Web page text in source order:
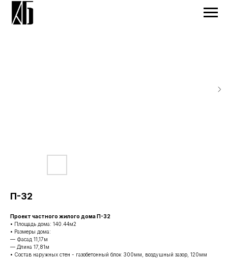
П-32
Проект частного жилого дома П-32
• Площадь дома: 140.44м2
• Размеры дома:
— Фасад 11,17м
— Длина 17,81м
• Состав наружных стен - газобетонный блок 300мм, воздушный зазор, 120мм